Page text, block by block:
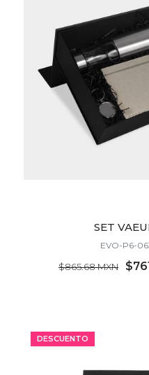
SET
EVO-P6-
$865.68 MXN
DESCUENTO